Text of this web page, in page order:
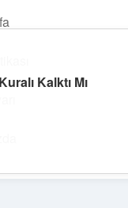
Kalktı Mı